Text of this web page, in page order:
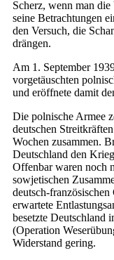
Scherz, wenn man
seine Betrachtungen
den Versuch, die
drängen.
Am 1. September
vorgetäuschten
und eröffnete damit
Die polnische Armee
deutschen
Wochen zusammen.
Deutschland den
Offenbar waren noch
sowjetischen
deutsch-
erwartete
besetzte Deutschland
(Operation
Widerstand gering.